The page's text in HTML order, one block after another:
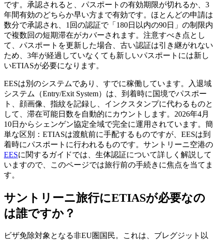
です。承認されると、パスポートの有効期限が切れるか、3
年間有効のどちらか早い方まで有効です。ほとんどの申請は
数分で承認され、1回の認証で「180日以内の90日」の制限内
で複数回の短期滞在がカバーされます。注意すべき点とし
て、パスポートを更新した場合、古い認証は引き継がれない
ため、3年が経過していなくても新しいパスポートには新し
いETIASが必要になります。
EESは別のシステムであり、すでに稼働しています。入退域
システム（Entry/Exit System）は、到着時に国境でパスポー
ト、顔画像、指紋を記録し、インクスタンプに代わるものと
して、滞在可能日数を自動的にカウントします。2026年4月
10日からシェンゲン協定全域で完全に運用されています。簡
単な区別：ETIASは渡航前に手配するものですが、EESは到
着時にパスポートに行われるものです。サントリーニ空港の
EESに関するガイドでは、生体認証について詳しく解説して
いますので、このページでは旅行前の手続きに焦点を当てま
す。
サントリーニ旅行にETIASが必要なの
は誰ですか？
ビザ免除対象となる非EU圏国民。これは、ブレグジット以